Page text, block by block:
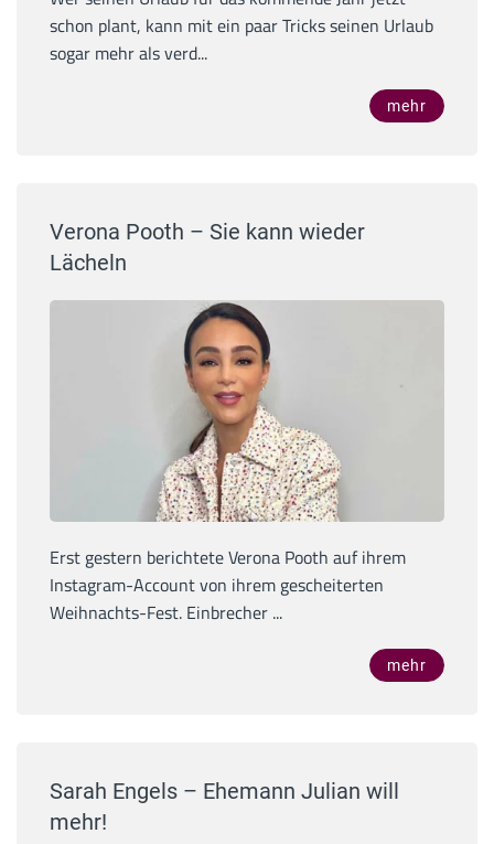
schon plant, kann mit ein paar Tricks seinen Urlaub
sogar mehr als verd...
mehr
Verona Pooth – Sie kann wieder
Lächeln
Erst gestern berichtete Verona Pooth auf ihrem
Instagram-Account von ihrem gescheiterten
Weihnachts-Fest. Einbrecher ...
mehr
Sarah Engels – Ehemann Julian will
mehr!